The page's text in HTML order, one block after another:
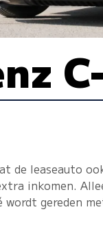
de leaseauto
inkomen.
gereden